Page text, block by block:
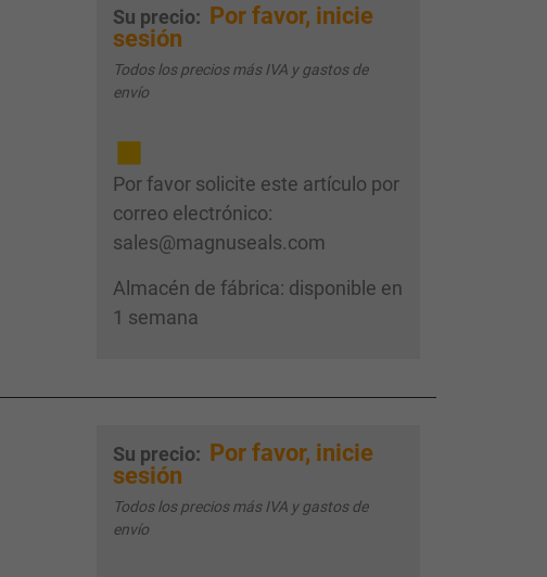
Su precio: Por favor, inicie
sesión
Todos los precios más IVA y gastos de
envío
Por favor solicite este artículo por
correo electrónico:
sales@magnuseals.com
Almacén de fábrica: disponible en
1 semana
Su precio: Por favor, inicie
sesión
Todos los precios más IVA y gastos de
envío